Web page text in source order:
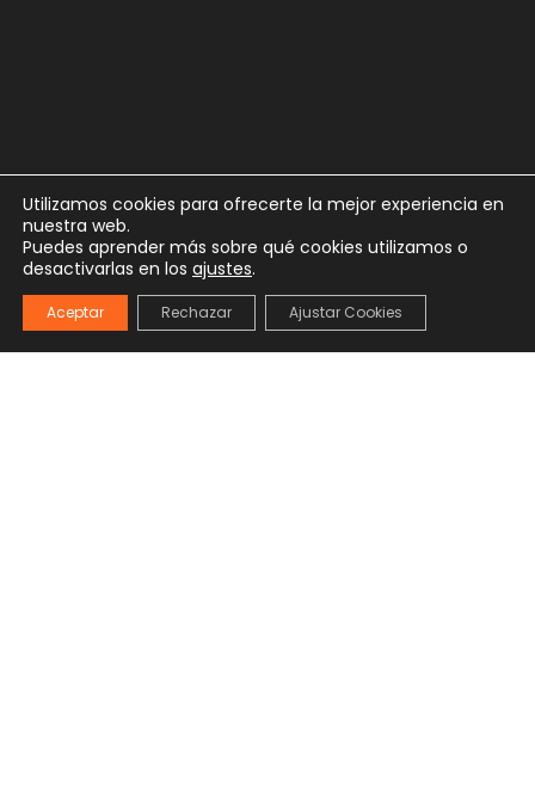
Utilizamos cookies para ofrecerte la mejor experiencia en
nuestra web.
Puedes aprender más sobre qué cookies utilizamos o
desactivarlas en los ajustes.
Aceptar Rechazar Ajustar Cookies